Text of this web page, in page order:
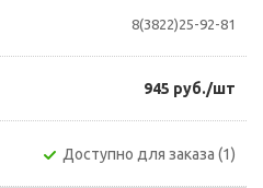
8(3822)25-92-81
945 руб./шт
Доступно для заказа (1)